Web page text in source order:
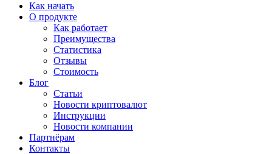
Как начать
О продукте
Как работает
Преимущества
Статистика
Отзывы
Стоимость
Блог
Статьи
Новости криптовалют
Инструкции
Новости компании
Партнёрам
Контакты